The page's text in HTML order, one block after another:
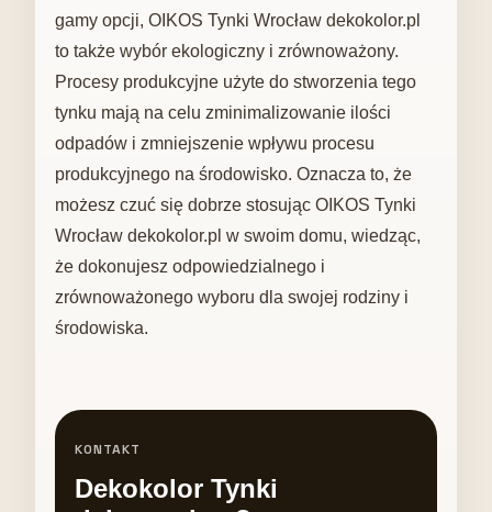
gamy opcji, OIKOS Tynki Wrocław dekokolor.pl
to także wybór ekologiczny i zrównoważony.
Procesy produkcyjne użyte do stworzenia tego
tynku mają na celu zminimalizowanie ilości
odpadów i zmniejszenie wpływu procesu
produkcyjnego na środowisko. Oznacza to, że
możesz czuć się dobrze stosując OIKOS Tynki
Wrocław dekokolor.pl w swoim domu, wiedząc,
że dokonujesz odpowiedzialnego i
zrównoważonego wyboru dla swojej rodziny i
środowiska.
KONTAKT
Dekokolor Tynki